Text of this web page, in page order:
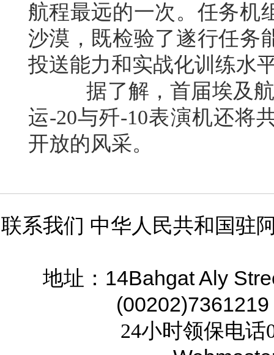
航程最远的一次。任务机
沙漠，既检验了遂行任务
投送能力和实战化训练水
据了解，首届埃及航
运-20与歼-10表演机还将
开放的风采。
联系我们 中华人民共和国驻
地址： 14Bahgat Aly
(00202)7361219
24小时领保电话